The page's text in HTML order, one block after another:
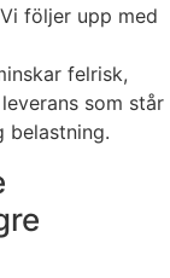
följer upp med
felrisk,
som står
belastning.